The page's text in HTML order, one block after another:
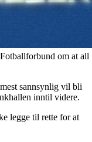
om at all
sannsynlig vil bli
inntil videre.
legge til rette for at